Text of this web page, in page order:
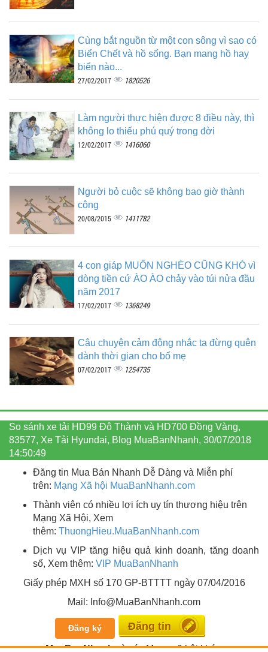
Cùng bắt nguồn từ một con sông vì sao có
Biển Chết và hồ sống. Bạn mang hồ hay
biển nào...
27/02/2017 1820526
Làm người thực hiện được 8 điều này, thì
không lo thiếu phú quý trong đời
12/02/2017 1416060
Người bỏ cuộc sẽ không bao giờ thành
công
20/08/2015 1411782
4 con giáp MUỐN NGHÈO CŨNG KHÓ vì
dòng tiền cứ ÀO ÀO chảy vào túi nửa đầu
năm 2017
17/02/2017 1368249
Câu chuyện cảm động nhắc ta đừng quên
dành thời gian cho bố mẹ
07/02/2017 1254735
So sánh xe tải HD99 Đô Thành và HD700 Đồng Vàng,
83577, Xe Tải Hyundai, Blog MuaBanNhanh, 30/07/2018
14:50:49
Đăng tin Mua Bán Nhanh Dễ Dàng và Miễn phí
trên: Mạng Xã hội MuaBanNhanh.com
Thành viên có nhiều lợi ích uy tín thương hiệu trên
Mạng Xã Hội, Xem
thêm: ThuongHieu.MuaBanNhanh.com
Dịch vụ VIP tăng hiệu quả kinh doanh, tăng doanh
số, Xem thêm: VIP MuaBanNhanh
Giấy phép MXH số 170 GP-BTTTT ngày 07/04/2016
Mail: Info@MuaBanNhanh.com
Đăng ký Miễn phí
MuaBanNhanhvà các Mạng xã hội khác: